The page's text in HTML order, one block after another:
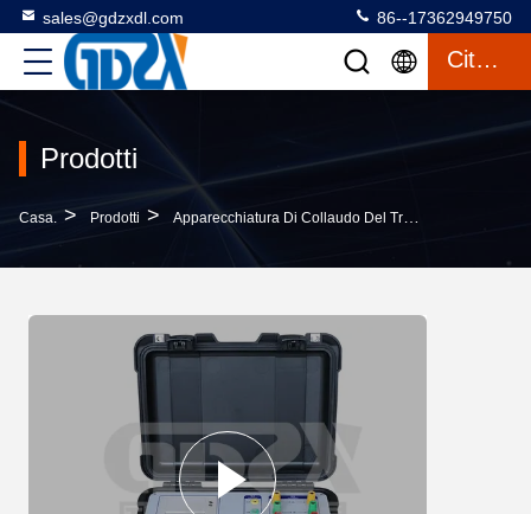
sales@gdzxdl.com 86--17362949750
Citazione
Prodotti
Casa. > Prodotti > Apparecchiatura Di Collaudo Del Trasformatore